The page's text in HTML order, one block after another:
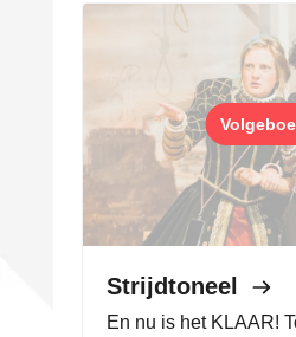
Strijdtoneel
En nu is het KLAAR!